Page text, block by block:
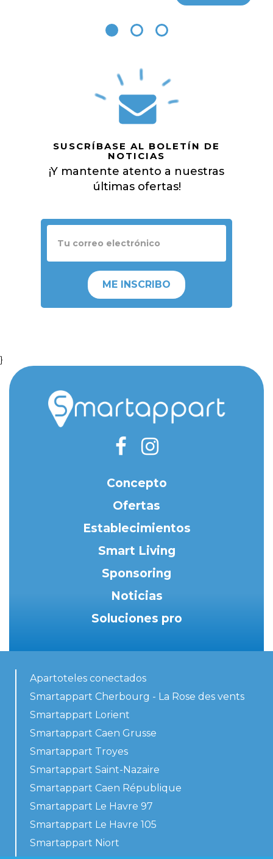
SUSCRÍBASE AL BOLETÍN DE
NOTICIAS
¡Y mantente atento a nuestras
últimas ofertas!
ME INSCRIBO
}
Concepto
Ofertas
Establecimientos
Smart Living
Sponsoring
Noticias
Soluciones pro
Apartoteles conectados
Smartappart Cherbourg - La Rose des vents
Smartappart Lorient
Smartappart Caen Grusse
Smartappart Troyes
Smartappart Saint-Nazaire
Smartappart Caen République
Smartappart Le Havre 97
Smartappart Le Havre 105
Smartappart Niort